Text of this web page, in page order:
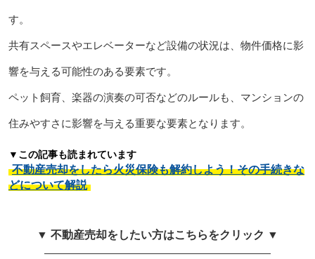
す。
共有スペースやエレベーターなど設備の状況は、物件価格に影
響を与える可能性のある要素です。
ペット飼育、楽器の演奏の可否などのルールも、マンションの
住みやすさに影響を与える重要な要素となります。
▼この記事も読まれています
不動産売却をしたら火災保険も解約しよう！その手続きな
どについて解説
▼ 不動産売却をしたい方はこちらをクリック ▼